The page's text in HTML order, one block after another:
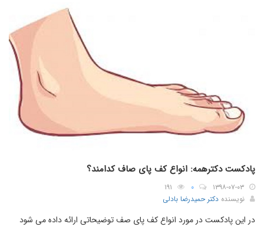
پادکست دکترهمه: انواع کف پای صاف کدامند؟
۱۳۹۸-۰۷-۰۳ ۰
۱۹۱
نویسنده دکتر حمیدرضا بادلی
در این پادکست در مورد انواع کف پای صف توضیحاتی ارائه داده می شود